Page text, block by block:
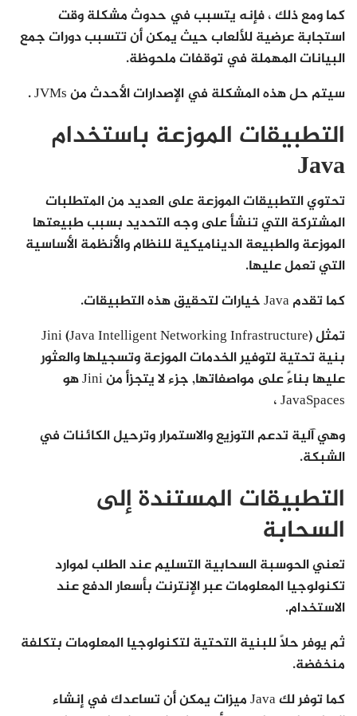
كما ومع ذلك ، فإنه يتسبب في حدوث مشكلة وقت
استجابة عرضية للألعاب حيث يمكن أن تتسبب دورات جمع
البيانات المهملة في توقفات ملحوظة.
سيتم حل هذه المشكلة في الإصدارات الأحدث من JVMs .
التطبيقات الموزعة باستخدام
Java
تحتوي التطبيقات الموزعة على العديد من المتطلبات
المشتركة التي تنشأ على وجه التحديد بسبب طبيعتها
الموزعة والطبيعة الديناميكية للنظام والأنظمة الأساسية
التي تعمل عليها.
كما تقدم Java خيارات لتحقيق هذه التطبيقات.
تمثل Jini (Java Intelligent Networking Infrastructure)
بنية تحتية لتوفير الخدمات الموزعة وتسجيلها والعثور
عليها بناءً على مواصفاتها, جزء لا يتجزأ من Jini هو
JavaSpaces ،
وهي آلية تدعم التوزيع والاستمرار وترحيل الكائنات في
الشبكة.
التطبيقات المستندة إلى
السحابة
تعني الحوسبة السحابية التسليم عند الطلب لموارد
تكنولوجيا المعلومات عبر الإنترنت بأسعار الدفع عند
الاستخدام.
ثم يوفر حلاً للبنية التحتية لتكنولوجيا المعلومات بتكلفة
منخفضة.
كما توفر لك Java ميزات يمكن أن تساعدك في إنشاء